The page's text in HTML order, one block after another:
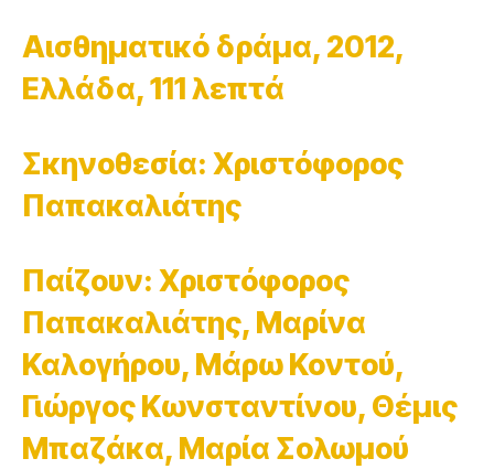
Αισθηματικό δράμα, 2012,
Ελλάδα, 111 λεπτά
Σκηνοθεσία: Χριστόφορος
Παπακαλιάτης
Παίζουν: Χριστόφορος
Παπακαλιάτης, Μαρίνα
Καλογήρου, Μάρω Κοντού,
Γιώργος Κωνσταντίνου, Θέμις
Μπαζάκα, Μαρία Σολωμού